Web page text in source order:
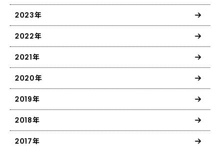
2023年
2022年
2021年
2020年
2019年
2018年
2017年